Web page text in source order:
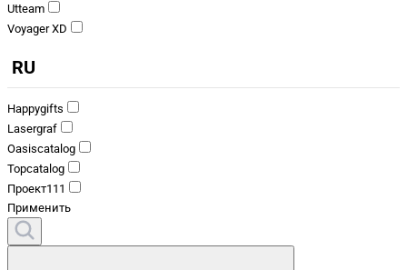
Utteam
Voyager XD
RU
Happygifts
Lasergraf
Oasiscatalog
Topcatalog
Проект111
Применить